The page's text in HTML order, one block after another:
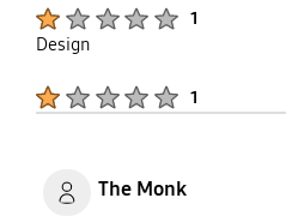
1
Design
1
The Monk